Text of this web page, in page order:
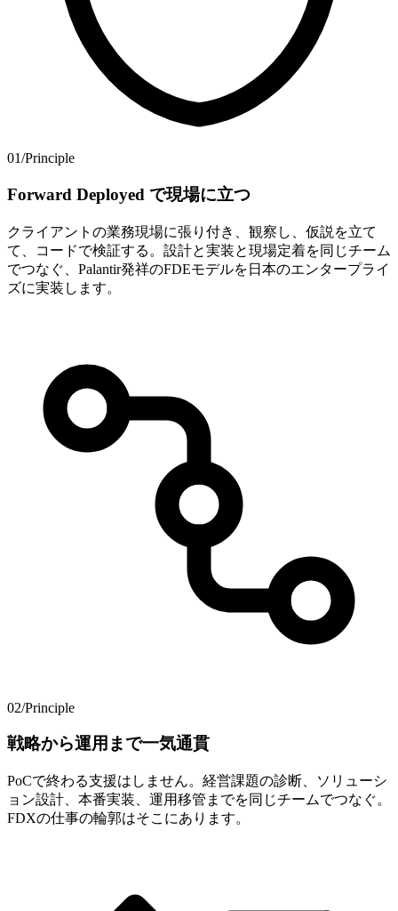
01/Principle
Forward Deployed で​現場に​立つ
クライアントの業務現場に張り付き、観察し、仮説を立て
て、コードで検証する。設計と実装と現場定着を同じチーム
でつなぐ、Palantir発祥のFDEモデルを日本のエンタープライ
ズに実装します。
02/Principle
戦略から​運用まで​一気通貫
PoCで終わる支援はしません。経営課題の診断、ソリューシ
ョン設計、本番実装、運用移管までを同じチームでつなぐ。
FDXの仕事の輪郭はそこにあります。